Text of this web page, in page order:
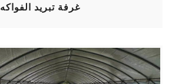
غرفة تبريد الفواكه